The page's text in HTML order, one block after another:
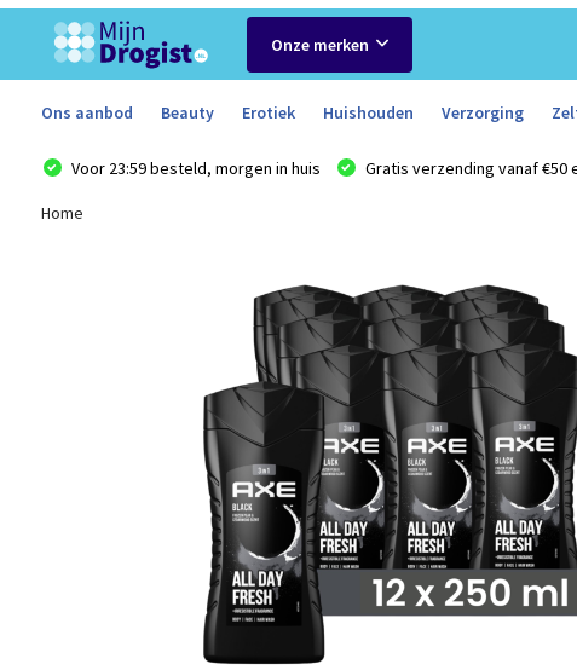
Onze merken
Ons aanbod Beauty Erotiek Huishouden Verzorging
Voor 23:59 besteld, morgen in huis Gratis verzending vanaf €50
Home